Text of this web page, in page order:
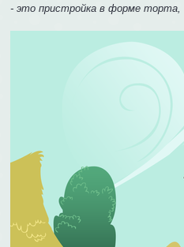
- это пристройка в форме торта,